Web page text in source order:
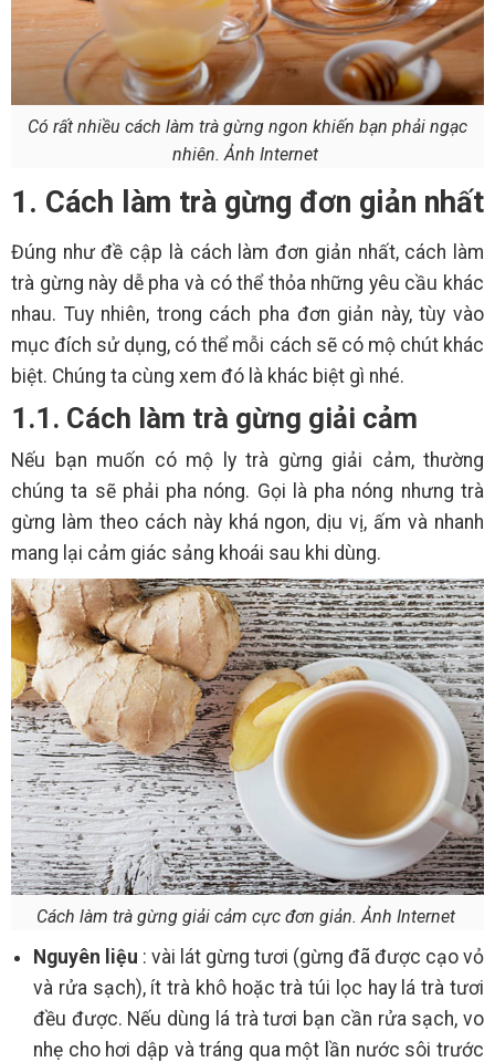
Có rất nhiều cách làm trà gừng ngon khiến bạn phải ngạc
nhiên. Ảnh Internet
1. Cách làm trà gừng đơn giản nhất
Đúng như đề cập là cách làm đơn giản nhất, cách làm
trà gừng này dễ pha và có thể thỏa những yêu cầu khác
nhau. Tuy nhiên, trong cách pha đơn giản này, tùy vào
mục đích sử dụng, có thể mỗi cách sẽ có mộ chút khác
biệt. Chúng ta cùng xem đó là khác biệt gì nhé.
1.1. Cách làm trà gừng giải cảm
Nếu bạn muốn có mộ ly trà gừng giải cảm, thường
chúng ta sẽ phải pha nóng. Gọi là pha nóng nhưng trà
gừng làm theo cách này khá ngon, dịu vị, ấm và nhanh
mang lại cảm giác sảng khoái sau khi dùng.
Cách làm trà gừng giải cảm cực đơn giản. Ảnh Internet
Nguyên liệu : vài lát gừng tươi (gừng đã được cạo vỏ
và rửa sạch), ít trà khô hoặc trà túi lọc hay lá trà tươi
đều được. Nếu dùng lá trà tươi bạn cần rửa sạch, vo
nhẹ cho hơi dập và tráng qua một lần nước sôi trước